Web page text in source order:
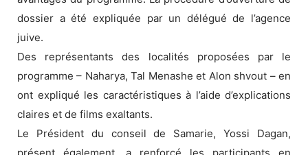
dossier a été expliquée par un délégué de l’agence
juive.
Des représentants des localités proposées par le
programme – Naharya, Tal Menashe et Alon shvout – en
ont expliqué les caractéristiques à l’aide d’explications
claires et de films exaltants.
Le Président du conseil de Samarie, Yossi Dagan,